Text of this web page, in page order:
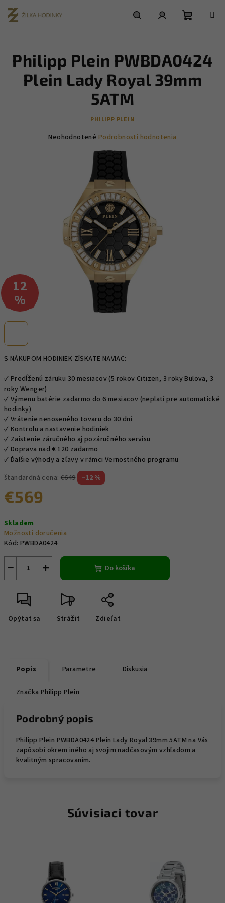
obsah
košík
S NÁKUPOM HODINIEK ZÍSKATE NAVIAC:
✓ Predĺženú záruku 30 mesiacov (5 rokov Citizen, 3 roky Bulova, 3
roky Wenger)
✓ Výmenu batérie zadarmo do 6 mesiacov (neplatí pre automatické
hodinky)
✓ Vrátenie nenoseného tovaru do 30 dní
✓ Kontrolu a nastavenie hodiniek
✓ Zaistenie záručného aj pozáručného servisu
✓ Doprava nad € 120 zadarmo
✓ Ďalšie výhody a zľavy v rámci Vernostného programu
štandardná cena: €649 –12 %
€569
cena:
Skladem
Možnosti doručenia
Kód: PWBDA0424
+
− Do košíka
Opýtať sa Strážiť Zdieľať
Philipp Plein PWBDA0424
Plein Lady Royal 39mm
5ATM
PHILIPP PLEIN
Priemerné
hviezdičiek.
Neohodnotené Podrobnosti hodnotenia
12
%
Popis Parametre Diskusia
Značka Philipp Plein
Podrobný popis
Philipp Plein PWBDA0424 Plein Lady Royal 39mm 5ATM na Vás
zapôsobí okrem iného aj svojim nadčasovým vzhľadom a
kvalitným spracovaním.
Súvisiaci tovar